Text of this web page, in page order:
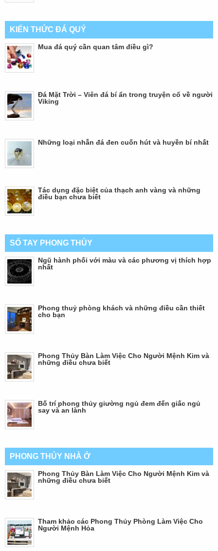
KIẾN THỨC ĐÁ QUÝ
Mua đá quý cần quan tâm điều gì?
Đá Mặt Trời – Viên đá bí ẩn trong truyện cổ về người
Viking
Những loại nhẫn đá đen cuốn hút và huyền bí nhất
Tác dụng đặc biệt của thạch anh vàng và những
điều bạn chưa biết
SỔ TAY PHONG THỦY
Ngũ hành phối với màu và các phương vị thích hợp
nhất
Phong thuỷ phòng khách và những điều cần thiết
cho bạn
Phong Thủy Bàn Làm Việc Cho Người Mệnh Kim và
những điều chưa biết
Bố trí phong thủy giường ngủ đem đến giấc ngủ
say và an lành
PHONG THỦY NHÀ Ở
Phong Thủy Bàn Làm Việc Cho Người Mệnh Kim và
những điều chưa biết
Tham khảo các Phong Thủy Phòng Làm Việc Cho
Người Mệnh Hỏa